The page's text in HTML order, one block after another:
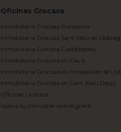
Oficinas Grocasa
Inmobiliaria Grocasa Barcelona
Inmobiliaria Grocasa Sant Feliu de
Inmobiliaria Grocasa Castelldefels
Inmobiliaria Grocasa en Gavà
Inmobiliaria Grocasa en l'Hospitalet de
Inmobiliaria Grocasa en Sant Joan Despí
Oficinas Grocasa
Valora tu inmueble online gratis